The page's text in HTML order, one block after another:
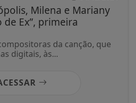
Milena e Mariany
de Ex”, primeira
da canção, que
digitais, às...